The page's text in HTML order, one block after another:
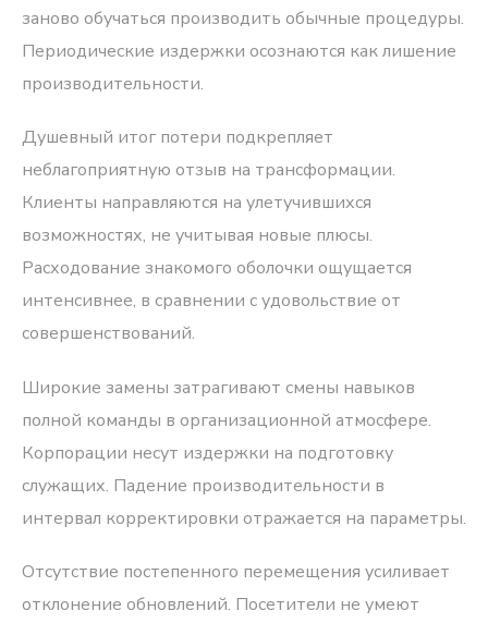
заново обучаться производить обычные процедуры.
Периодические издержки осознаются как лишение
производительности.
Душевный итог потери подкрепляет
неблагоприятную отзыв на трансформации.
Клиенты направляются на улетучившихся
возможностях, не учитывая новые плюсы.
Расходование знакомого оболочки ощущается
интенсивнее, в сравнении с удовольствие от
совершенствований.
Широкие замены затрагивают смены навыков
полной команды в организационной атмосфере.
Корпорации несут издержки на подготовку
служащих. Падение производительности в
интервал корректировки отражается на параметры.
Отсутствие постепенного перемещения усиливает
отклонение обновлений. Посетители не умеют